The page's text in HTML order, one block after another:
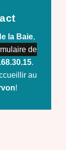
la Baie,
de
.
au
!